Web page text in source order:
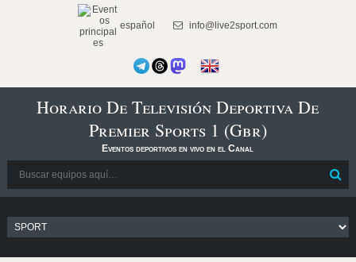
español info@live2sport.com
Horario De Televisión Deportiva De
Premier Sports 1 (Gbr)
Eventos deportivos en vivo en el Canal